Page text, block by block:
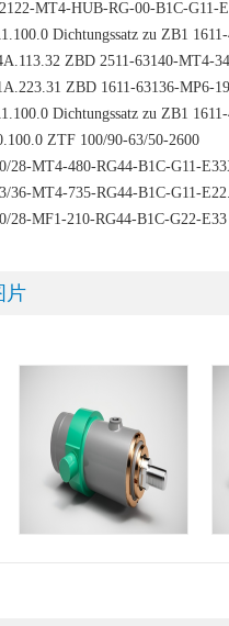
MT4-HUB-RG-00-B1C-G11-
Dichtungssatz zu ZB1
ZBD 2511-63140-MT4-
ZBD 1611-63136-MP6-
Dichtungssatz zu ZB1
ZTF 100/90-63/50-2600
28-MT4-480-RG44-B1C-G11-
36-MT4-735-RG44-B1C-G11-
28-MF1-210-RG44-B1C-G22-E33
片